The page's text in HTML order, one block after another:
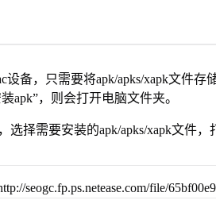
设备，只需要将apk/apks/xapk文件
apk”，则会打开电脑文件夹。
选择需要安装的apk/apks/xapk文件，